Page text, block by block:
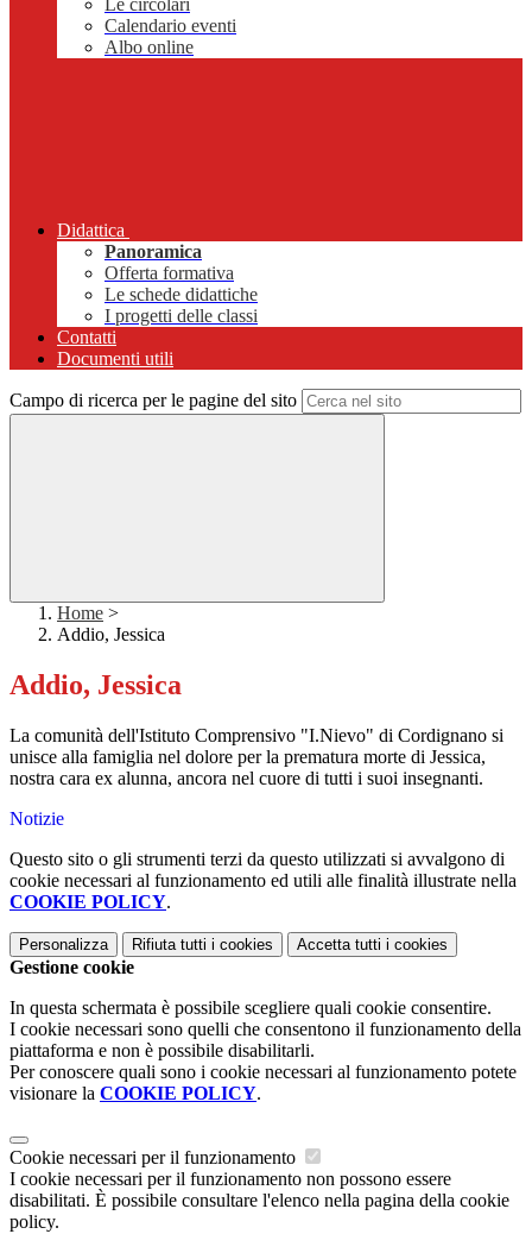
Le circolari
Calendario eventi
Albo online
Didattica
Panoramica
Offerta formativa
Le schede didattiche
I progetti delle classi
Contatti
Documenti utili
Campo di ricerca per le pagine del sito
Home >
Addio, Jessica
Addio, Jessica
La comunità dell'Istituto Comprensivo "I.Nievo" di Cordignano si
unisce alla famiglia nel dolore per la prematura morte di Jessica,
nostra cara ex alunna, ancora nel cuore di tutti i suoi insegnanti.
Notizie
Questo sito o gli strumenti terzi da questo utilizzati si avvalgono di
cookie necessari al funzionamento ed utili alle finalità illustrate nella
COOKIE POLICY.
Personalizza Rifiuta tutti i cookies Accetta tutti i cookies
Gestione cookie
In questa schermata è possibile scegliere quali cookie consentire.
I cookie necessari sono quelli che consentono il funzionamento della
piattaforma e non è possibile disabilitarli.
Per conoscere quali sono i cookie necessari al funzionamento potete
visionare la COOKIE POLICY.
Cookie necessari per il funzionamento
I cookie necessari per il funzionamento non possono essere
disabilitati. È possibile consultare l'elenco nella pagina della cookie
policy.